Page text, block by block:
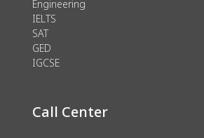
Engineering
IELTS
SAT
GED
IGCSE
Call Center